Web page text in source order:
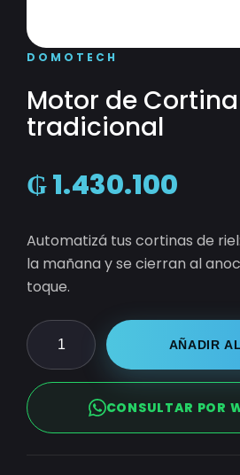
DOMOTECH
Motor de
tradicional
₲1.430.100
Automatizá tus cortinas de
la mañana y se cierran al
toque.
Motor
de
Cortina
—
AÑADIR
CONSULTAR POR